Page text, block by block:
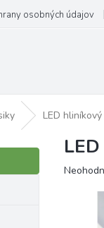
osobných údajov
LED